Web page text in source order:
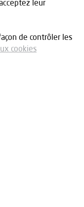
leur
de contrôler les
cookies